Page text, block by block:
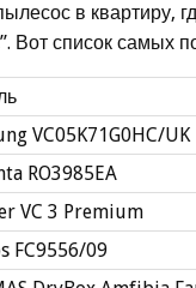
в квартиру,
Вот список самых
VC05K71G0HC/UK
RO3985EA
VC 3 Premium
FC9556/09